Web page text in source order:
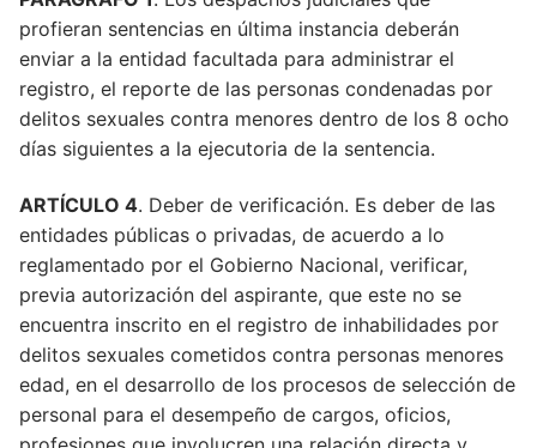
profieran sentencias en última instancia deberán
enviar a la entidad facultada para administrar el
registro, el reporte de las personas condenadas por
delitos sexuales contra menores dentro de los 8 ocho
días siguientes a la ejecutoria de la sentencia.
ARTÍCULO 4. Deber de verificación. Es deber de las
entidades públicas o privadas, de acuerdo a lo
reglamentado por el Gobierno Nacional, verificar,
previa autorización del aspirante, que este no se
encuentra inscrito en el registro de inhabilidades por
delitos sexuales cometidos contra personas menores
edad, en el desarrollo de los procesos de selección de
personal para el desempeño de cargos, oficios,